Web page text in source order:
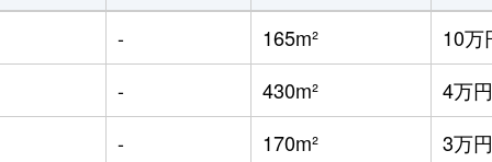
-
165m²
10万
-
430m²
4万円
-
170m²
3万円